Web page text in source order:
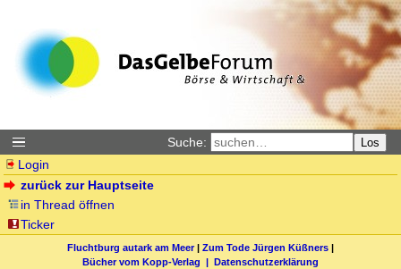
Suche: Los
Login
zurück zur Hauptseite
in Thread öffnen
Ticker
Fluchtburg autark am Meer| Zum Tode Jürgen Küßners |
Bücher vom Kopp-Verlag | Datenschutzerklärung